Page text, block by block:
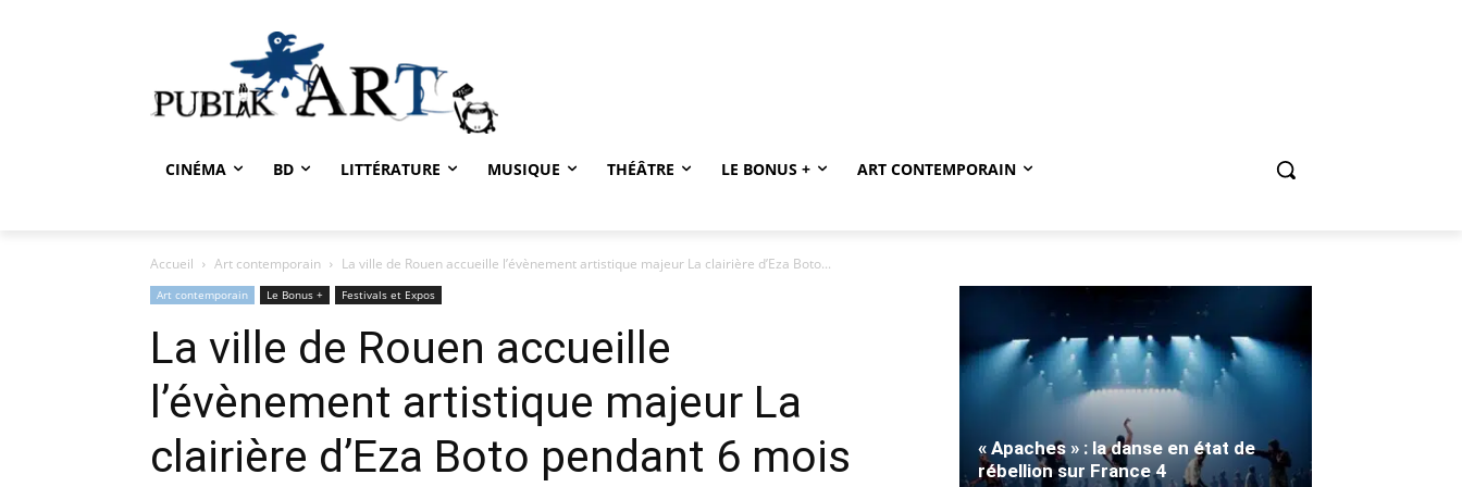
CINÉMA BD LITTÉRATURE MUSIQUE THÉÂTRE LE BONUS + ART CONTEMPORAIN
Accueil Art contemporain La ville de Rouen accueille l’évènement artistique majeur La clairière d’Eza Boto...
Art contemporain Le Bonus + Festivals et Expos
La ville de Rouen accueille
l’évènement artistique majeur La
clairière d’Eza Boto pendant 6 mois
« Apaches » : la danse en état de
rébellion sur France 4